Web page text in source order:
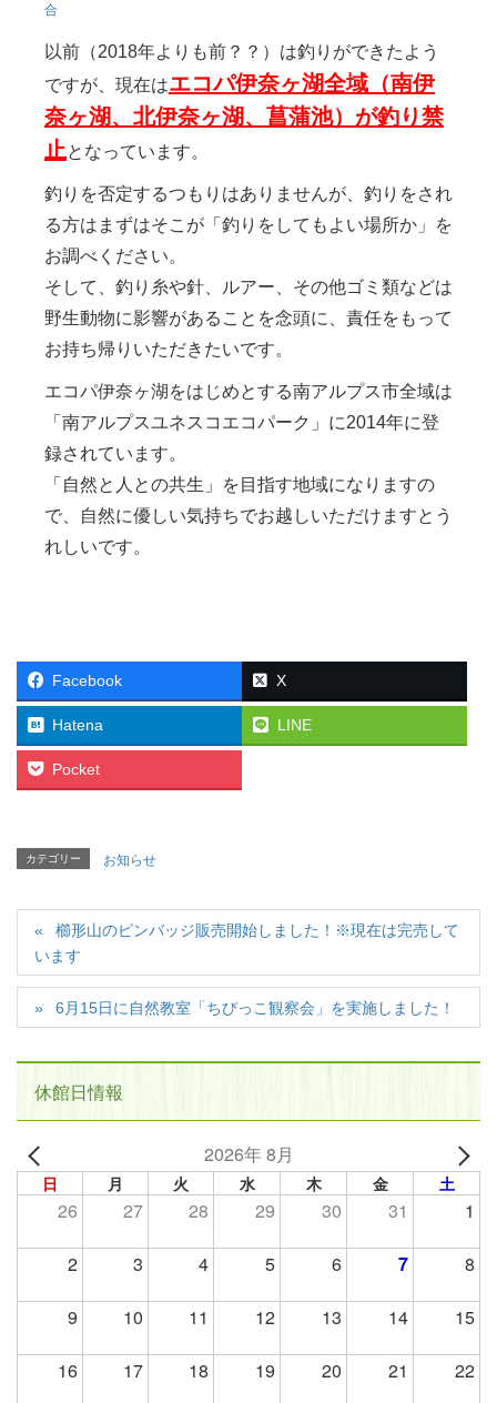
合
以前（2018年よりも前？？）は釣りができたよう
ですが、現在はエコパ伊奈ヶ湖全域（南伊
奈ヶ湖、北伊奈ヶ湖、菖蒲池）が釣り禁
止となっています。
釣りを否定するつもりはありませんが、釣りをされ
る方はまずはそこが「釣りをしてもよい場所か」を
お調べください。
そして、釣り糸や針、ルアー、その他ゴミ類などは
野生動物に影響があることを念頭に、責任をもって
お持ち帰りいただきたいです。
エコパ伊奈ヶ湖をはじめとする南アルプス市全域は
「南アルプスユネスコエコパーク」に2014年に登
録されています。
「自然と人との共生」を目指す地域になりますの
で、自然に優しい気持ちでお越しいただけますとう
れしいです。
Facebook X
Hatena LINE
Pocket
カテゴリー お知らせ
櫛形山のピンバッジ販売開始しました！※現在は完売して
います
6月15日に自然教室「ちびっこ観察会」を実施しました！
休館日情報
2026年 8月
日 月 火 水 木 金 土
26 27 28 29 30 31 1
2 3 4 5 6 7 8
9 10 11 12 13 14 15
16 17 18 19 20 21 22